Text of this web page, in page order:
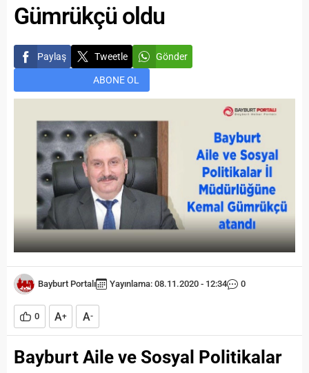
Gümrükçü oldu
Paylaş Tweetle Gönder
ABONE OL
Bayburt Portalı Yayınlama: 08.11.2020 - 12:34 0
0 A+ A-
Bayburt Aile ve Sosyal Politikalar